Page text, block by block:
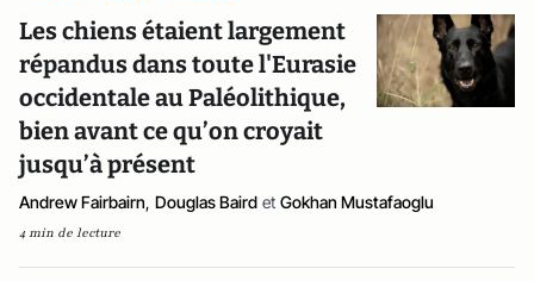
Les chiens étaient largement
répandus dans toute l'Eurasie
occidentale au Paléolithique,
bien avant ce qu’on croyait
jusqu’à présent
Andrew Fairbairn, Douglas Baird et Gokhan Mustafaoglu
4 min de lecture